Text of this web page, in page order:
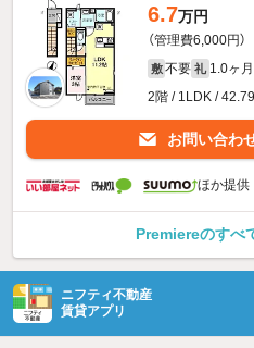
6.7万円
（管理費6,000円）
敷 不要 礼 1.0ヶ月
2階 / 1LDK /
お問い合わ
ほか提供
Premiereのすべ
ニフティ不動産
賃貸アプリ